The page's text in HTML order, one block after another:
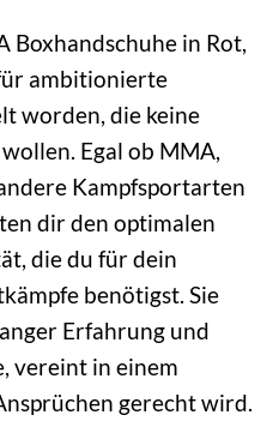
in Rot,
ambitionierte
worden, die keine
Egal ob MMA,
Kampfsportarten
dir den optimalen
die du für dein
benötigst. Sie
Erfahrung und
vereint in einem
gerecht wird.